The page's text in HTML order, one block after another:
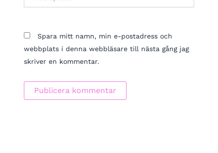
Spara mitt namn, min e-postadress och
webbplats i denna webbläsare till nästa gång jag
skriver en kommentar.